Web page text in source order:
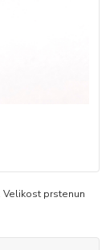
Velikost prstenun